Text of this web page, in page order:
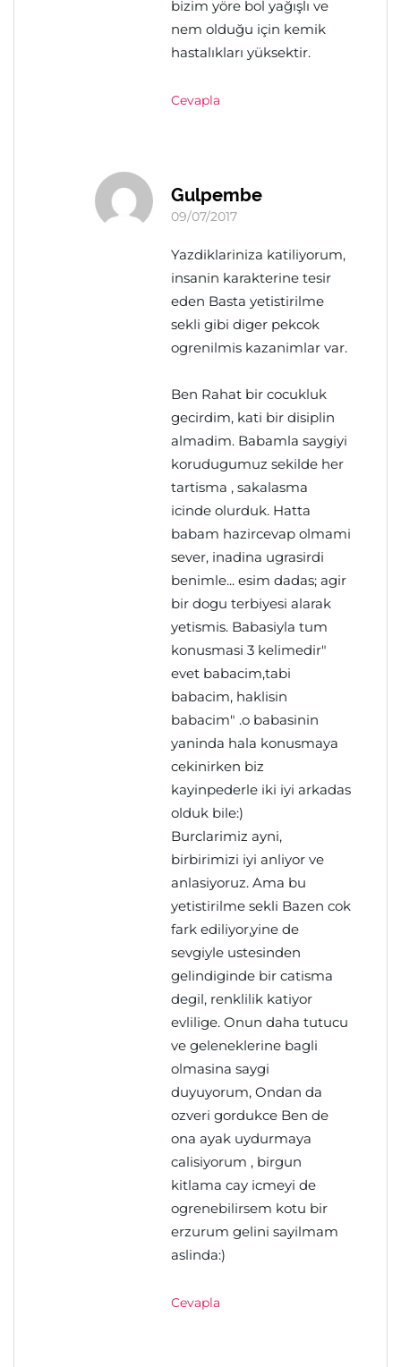
bizim yöre bol yağışlı ve
nem olduğu için kemik
hastalıkları yüksektir.
Cevapla
Gulpembe
09/07/2017
Yazdiklariniza katiliyorum,
insanin karakterine tesir
eden Basta yetistirilme
sekli gibi diger pekcok
ogrenilmis kazanimlar var.
Ben Rahat bir cocukluk
gecirdim, kati bir disiplin
almadim. Babamla saygiyi
korudugumuz sekilde her
tartisma , sakalasma
icinde olurduk. Hatta
babam hazircevap olmami
sever, inadina ugrasirdi
benimle... esim dadas; agir
bir dogu terbiyesi alarak
yetismis. Babasiyla tum
konusmasi 3 kelimedir"
evet babacim,tabi
babacim, haklisin
babacim" .o babasinin
yaninda hala konusmaya
cekinirken biz
kayinpederle iki iyi arkadas
olduk bile:)
Burclarimiz ayni,
birbirimizi iyi anliyor ve
anlasiyoruz. Ama bu
yetistirilme sekli Bazen cok
fark ediliyor,yine de
sevgiyle ustesinden
gelindiginde bir catisma
degil, renklilik katiyor
evlilige. Onun daha tutucu
ve geleneklerine bagli
olmasina saygi
duyuyorum, Ondan da
ozveri gordukce Ben de
ona ayak uydurmaya
calisiyorum , birgun
kitlama cay icmeyi de
ogrenebilirsem kotu bir
erzurum gelini sayilmam
aslinda:)
Cevapla